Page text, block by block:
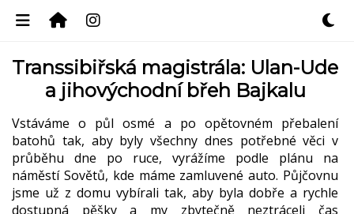
Transsibiřská magistrála: Ulan-Ude
a jihovýchodní břeh Bajkalu
Vstáváme o půl osmé a po opětovném přebalení
batohů tak, aby byly všechny dnes potřebné věci v
průběhu dne po ruce, vyrážíme podle plánu na
náměstí Sovětů, kde máme zamluvené auto. Půjčovnu
jsme už z domu vybírali tak, aby byla dobře a rychle
dostupná pěšky a my zbytečně neztráceli čas